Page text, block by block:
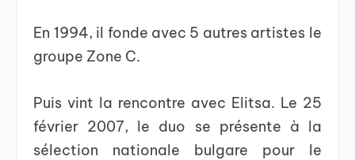
En 1994, il fonde avec 5 autres artistes le
groupe Zone C.
Puis vint la rencontre avec Elitsa. Le 25
février 2007, le duo se présente à la
sélection nationale bulgare pour le